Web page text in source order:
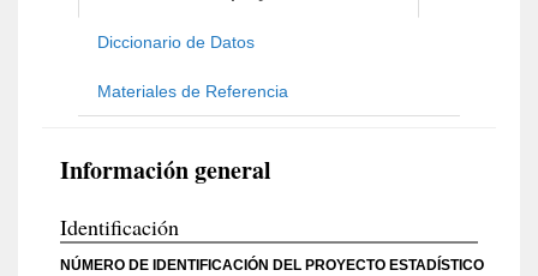
Diccionario de Datos
Materiales de Referencia
Información general
Identificación
NÚMERO DE IDENTIFICACIÓN DEL PROYECTO ESTADÍSTICO